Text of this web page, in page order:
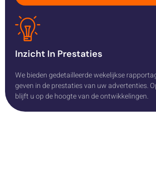
Inzicht In Prestaties
We bieden gedetailleerde wekelijkse
geven in de prestaties van uw advertenties.
blijft u op de hoogte van de ontwikkelingen.